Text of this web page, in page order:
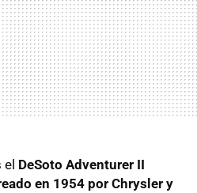
el DeSoto Adventurer II
en 1954 por Chrysler y